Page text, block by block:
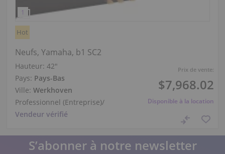
Prix de vente:
$7,968.02
Disponible à la location
Hot
Neufs, Yamaha, b1 SC2
Hauteur: 42″
Pays: Pays-Bas
Ville: Werkhoven
Professionnel (Entreprise)/
Vendeur vérifié
S’abonner à notre newsletter